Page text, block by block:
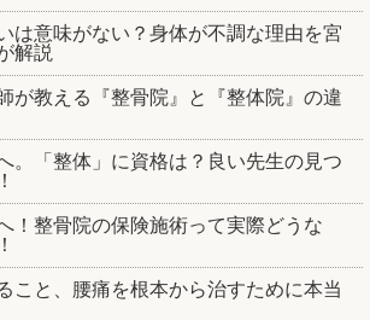
は意味がない？身体が不調な理由を宮
解説
が教える『整骨院』と『整体院』の違
。「整体」に資格は？良い先生の見つ
！整骨院の保険施術って実際どうな
こと、腰痛を根本から治すために本当